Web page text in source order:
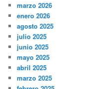
marzo 2026
enero 2026
agosto 2025
julio 2025
junio 2025
mayo 2025
abril 2025
marzo 2025